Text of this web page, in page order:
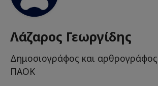
Λάζαρος Γεωργίδης
Δημοσιογράφος και αρθρογράφος
ΠΑΟΚ